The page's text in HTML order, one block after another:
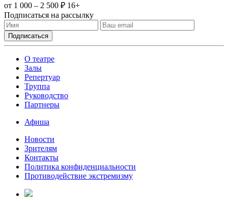
от 1 000 – 2 500 ₽ 16+
Подписаться на рассылку
О театре
Залы
Репертуар
Труппа
Руководство
Партнеры
Афиша
Новости
Зрителям
Контакты
Политика конфиденциальности
Противодействие экстремизму